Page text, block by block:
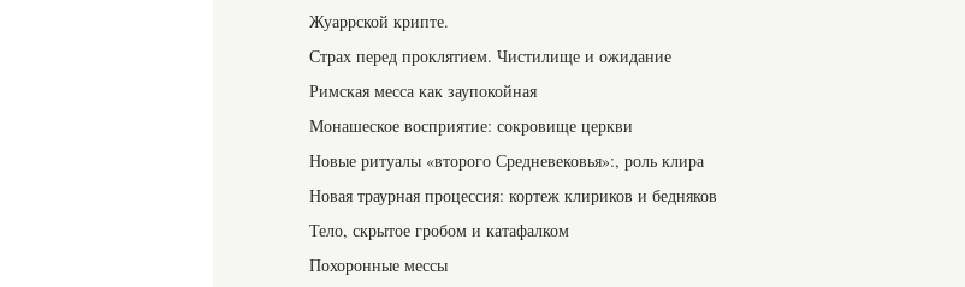
Жуаррской крипте.
Страх перед проклятием. Чистилище и ожидание
Римская месса как заупокойная
Монашеское восприятие: сокровище церкви
Новые ритуалы «второго Средневековья»:, роль клира
Новая траурная процессия: кортеж клириков и бедняков
Тело, скрытое гробом и катафалком
Похоронные мессы